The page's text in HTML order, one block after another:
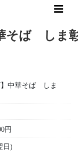
そば しま
中華そば しま
円
日)